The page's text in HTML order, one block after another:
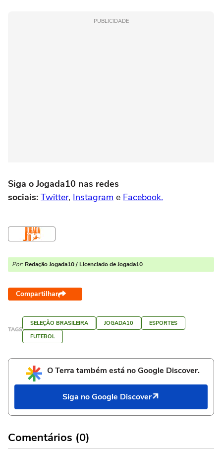
PUBLICIDADE
Siga o Jogada10 nas redes
sociais: Twitter, Instagram e Facebook.
Por: Redação Jogada10 / Licenciado de Jogada10
Compartilhar
TAGS
SELEÇÃO BRASILEIRA JOGADA10
ESPORTES
FUTEBOL
O Terra também está no Google Discover.
Siga no Google Discover
Comentários (0)